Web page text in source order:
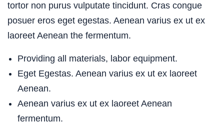
tortor non purus vulputate tincidunt. Cras congue
posuer eros eget egestas. Aenean varius ex ut ex
laoreet Aenean the fermentum.
Providing all materials, labor equipment.
Eget Egestas. Aenean varius ex ut ex laoreet
Aenean.
Aenean varius ex ut ex laoreet Aenean
fermentum.